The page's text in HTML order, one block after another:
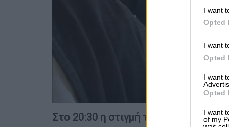
I want
Opted
I want
Opted
I want
Opted
I want
of my
Στο 20:30 η στιγμή του επεισοδίου